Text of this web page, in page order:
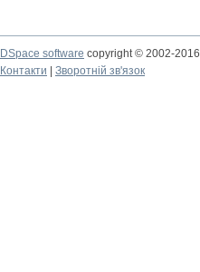
DSpace software copyright © 2002-2016
Контакти
Зворотній зв'язок